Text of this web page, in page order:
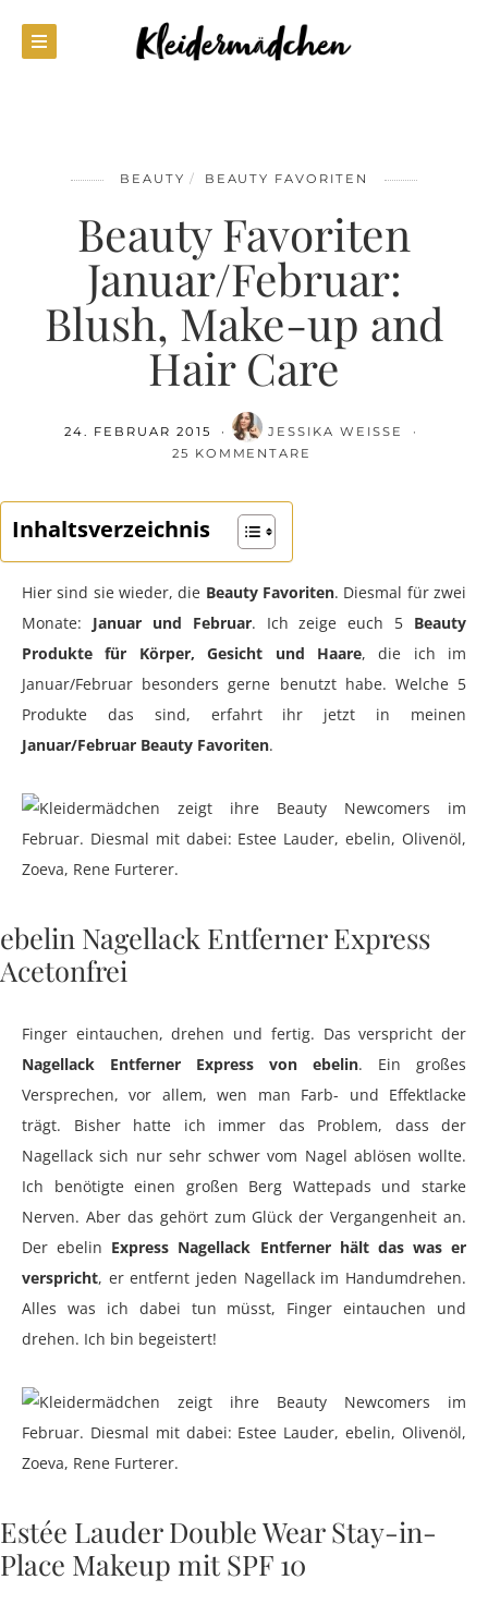
BEAUTY BEAUTY FAVORITEN
Beauty Favoriten
Januar/Februar:
Blush, Make-up and
Hair Care
24. FEBRUAR 2015
JESSIKA WEISSE
25 KOMMENTARE
Inhaltsverzeichnis
Hier sind sie wieder, die Beauty Favoriten. Diesmal für zwei
Monate: Januar und Februar. Ich zeige euch 5 Beauty
Produkte für Körper, Gesicht und Haare, die ich im
Januar/Februar besonders gerne benutzt habe. Welche 5
Produkte das sind, erfahrt ihr jetzt in meinen
Januar/Februar Beauty Favoriten.
ebelin Nagellack Entferner Express
Acetonfrei
Finger eintauchen, drehen und fertig. Das verspricht der
Nagellack Entferner Express von ebelin. Ein großes
Versprechen, vor allem, wen man Farb- und Effektlacke
trägt. Bisher hatte ich immer das Problem, dass der
Nagellack sich nur sehr schwer vom Nagel ablösen wollte.
Ich benötigte einen großen Berg Wattepads und starke
Nerven. Aber das gehört zum Glück der Vergangenheit an.
Der ebelin Express Nagellack Entferner hält das was er
verspricht, er entfernt jeden Nagellack im Handumdrehen.
Alles was ich dabei tun müsst, Finger eintauchen und
drehen. Ich bin begeistert!
Estée Lauder Double Wear Stay-in-
Place Makeup mit SPF 10